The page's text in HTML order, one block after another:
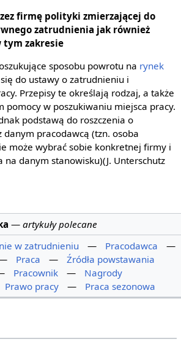
firmę polityki zmierzającej do
zatrudnienia jak również
tym zakresie
sposobu powrotu na rynek
do ustawy o zatrudnieniu i
Przepisy te określają rodzaj, a także
pomocy w poszukiwaniu miejsca pracy.
podstawą do roszczenia o
pracodawcą (tzn. osoba
może wybrać sobie konkretnej firmy i
na danym stanowisku)(J. Unterschutz
—artykuły polecane
w zatrudnieniu
— Pracodawca
—
Praca —
Źródła powstawania
Pracownik —
Nagrody
Prawo pracy — Praca sezonowa